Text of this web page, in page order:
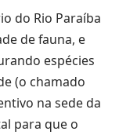
do Rio Paraíba
de fauna, e
espécies
(o chamado
na sede da
para que o